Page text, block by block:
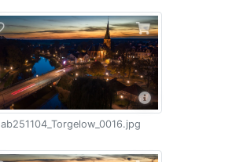
ab251104_Torgelow_0016.jpg